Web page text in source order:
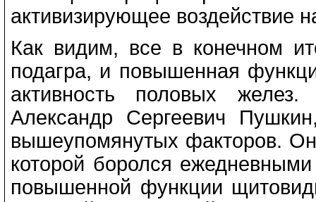
активизирующее воздействие
Как видим, все в конечном
подагра, и повышенная
активность половых
Александр Сергеевич
вышеупомянутых факторов.
которой боролся
повышенной функции